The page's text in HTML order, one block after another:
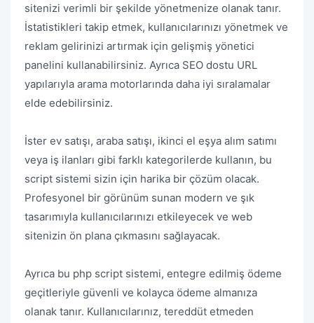
sitenizi verimli bir şekilde yönetmenize olanak tanır.
İstatistikleri takip etmek, kullanıcılarınızı yönetmek ve
reklam gelirinizi artırmak için gelişmiş yönetici
panelini kullanabilirsiniz. Ayrıca SEO dostu URL
yapılarıyla arama motorlarında daha iyi sıralamalar
elde edebilirsiniz.
İster ev satışı, araba satışı, ikinci el eşya alım satımı
veya iş ilanları gibi farklı kategorilerde kullanın, bu
script sistemi sizin için harika bir çözüm olacak.
Profesyonel bir görünüm sunan modern ve şık
tasarımıyla kullanıcılarınızı etkileyecek ve web
sitenizin ön plana çıkmasını sağlayacak.
Ayrıca bu php script sistemi, entegre edilmiş ödeme
geçitleriyle güvenli ve kolayca ödeme almanıza
olanak tanır. Kullanıcılarınız, tereddüt etmeden